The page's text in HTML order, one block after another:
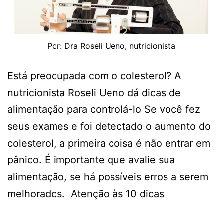
Por: Dra Roseli Ueno, nutricionista
Está preocupada com o colesterol? A
nutricionista Roseli Ueno dá dicas de
alimentação para controlá-lo Se você fez
seus exames e foi detectado o aumento do
colesterol, a primeira coisa é não entrar em
pânico. É importante que avalie sua
alimentação, se há possíveis erros a serem
melhorados. Atenção às 10 dicas